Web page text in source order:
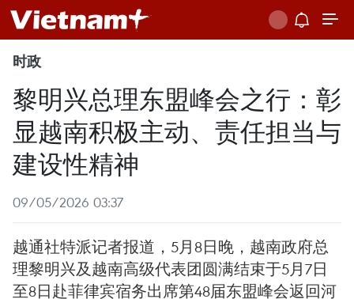
时政
黎明兴总理东盟峰会之行：彰
显越南积极主动、责任担当与
建设性精神
09/05/2026 03:37
越通社特派记者报道，5月8日晚，越南政府总
理黎明兴及越南高级代表团圆满结束于5月7日
至8日赴菲律宾宿务出席第48届东盟峰会返回河